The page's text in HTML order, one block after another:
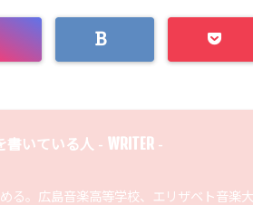
書いている人 - WRITER -
る。広島音楽高等学校、エリザベト音楽